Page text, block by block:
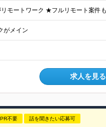
がメイン
求人を見る
不要 話を聞きたい応募可